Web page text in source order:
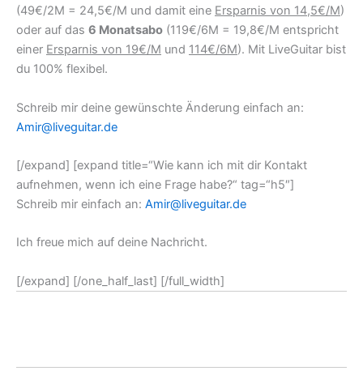
(49€/2M = 24,5€/M und damit eine Ersparnis von 14,5€/M)
oder auf das 6 Monatsabo (119€/6M = 19,8€/M entspricht
einer Ersparnis von 19€/M und 114€/6M). Mit LiveGuitar bist
du 100% flexibel.
Schreib mir deine gewünschte Änderung einfach an:
Amir@liveguitar.de
[/expand] [expand title=“Wie kann ich mit dir Kontakt
aufnehmen, wenn ich eine Frage habe?“ tag=“h5″]
Schreib mir einfach an: Amir@liveguitar.de
Ich freue mich auf deine Nachricht.
[/expand] [/one_half_last] [/full_width]